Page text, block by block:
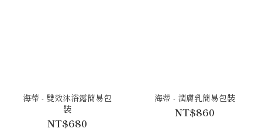
海蒂 - 雙效沐浴露簡易包
裝
NT$680
海蒂 - 潤膚乳簡易包裝
NT$860